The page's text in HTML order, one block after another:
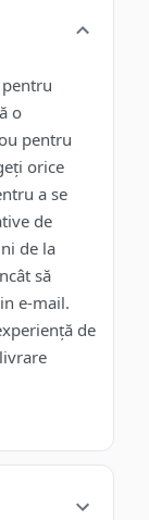
o
pentru
orice
a se
de
de la
să
e-mail.
de